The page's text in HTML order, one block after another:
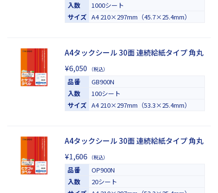
入数
1000シート
サイズ A4 210×297mm（45.7×25.4mm）
A4タックシール 30面 連続給紙タイプ 角丸
¥6,050
（税込）
品番
GB900N
入数
100シート
サイズ A4 210×297mm（53.3×25.4mm）
A4タックシール 30面 連続給紙タイプ 角丸
¥1,606
（税込）
品番
OP900N
入数
20シート